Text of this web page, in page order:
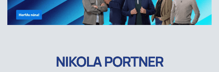
NIKOLA PORTNER